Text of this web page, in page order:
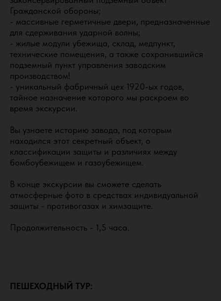
Гражданской обороны;
- массивные герметичные двери, предназначенные
для сдерживания ударной волны;
- жилые модули убежища, склад, медпункт,
технические помещения, а также сохранившийся
подземный пункт управления заводским
производством!
- уникальный фабричный цех 1920-ых годов,
тайное назначение которого мы раскроем во
время экскурсии.
Вы узнаете историю завода, под которым
находился этот секретный объект, о
классификации защиты и различиях между
бомбоубежищем и газоубежищем.
В конце экскурсии вы сможете сделать
атмосферные фото в средствах индивидуальной
защиты - противогазах и химзащите.
Продолжительность - 1,5 часа.
ПЕШЕХОДНЫЙ ТУР: